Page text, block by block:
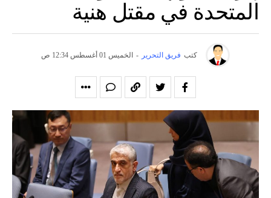
المتحدة في مقتل هنية
كتب فريق التحرير - الخميس 01 أغسطس 12:34 ص